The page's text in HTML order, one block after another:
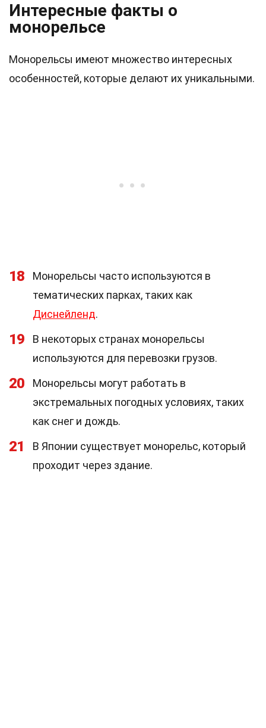
Интересные факты о
монорельсе
Монорельсы имеют множество интересных
особенностей, которые делают их уникальными.
18
Монорельсы часто используются в
тематических парках, таких как
Диснейленд.
19
В некоторых странах монорельсы
используются для перевозки грузов.
20
Монорельсы могут работать в
экстремальных погодных условиях, таких
как снег и дождь.
21
В Японии существует монорельс, который
проходит через здание.